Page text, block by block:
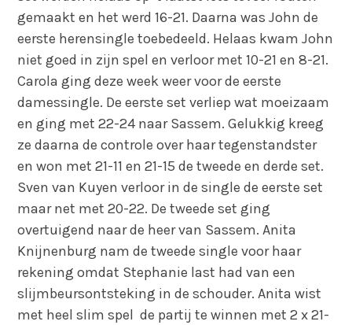
gemaakt en het werd 16-21. Daarna was John de
eerste herensingle toebedeeld. Helaas kwam John
niet goed in zijn spel en verloor met 10-21 en 8-21.
Carola ging deze week weer voor de eerste
damessingle. De eerste set verliep wat moeizaam
en ging met 22-24 naar Sassem. Gelukkig kreeg
ze daarna de controle over haar tegenstandster
en won met 21-11 en 21-15 de tweede en derde set.
Sven van Kuyen verloor in de single de eerste set
maar net met 20-22. De tweede set ging
overtuigend naar de heer van Sassem. Anita
Knijnenburg nam de tweede single voor haar
rekening omdat Stephanie last had van een
slijmbeursontsteking in de schouder. Anita wist
met heel slim spel de partij te winnen met 2 x 21-